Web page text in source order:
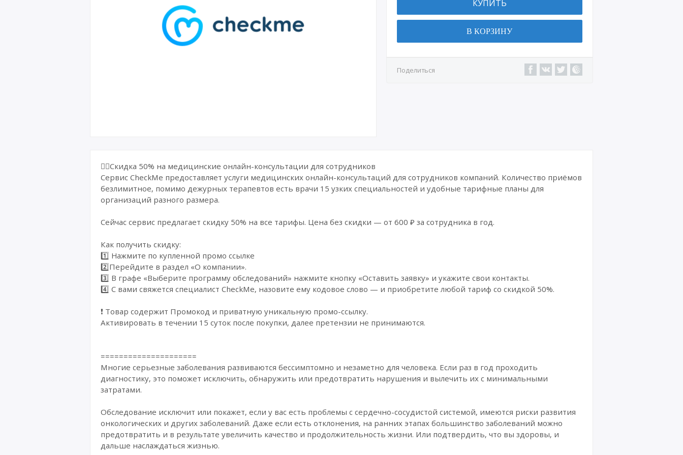
Подп
йн
кинот
КУПИТЬ
В КОРЗИНУ
Поделиться
❤️‍🔥Скидка 50% на медицинские онлайн-консультации для сотрудников
Сервис CheckMe предоставляет услуги медицинских онлайн-консультаций для сотрудников компаний. Количество приёмов
безлимитное, помимо дежурных терапевтов есть врачи 15 узких специальностей и удобные тарифные планы для
организаций разного размера.
Сейчас сервис предлагает скидку 50% на все тарифы. Цена без скидки — от 600 ₽ за сотрудника в год.
Как получить скидку:
1️⃣ Нажмите по купленной промо ссылке
2️⃣Перейдите в раздел «О компании».
3️⃣ В графе «Выберите программу обследований» нажмите кнопку «Оставить заявку» и укажите свои контакты.
4️⃣ С вами свяжется специалист CheckMe, назовите ему кодовое слово — и приобретите любой тариф со скидкой 50%.
❗ Товар содержит Промокод и приватную уникальную промо-ссылку.
Активировать в течении 15 суток после покупки, далее претензии не принимаются.
=====================
Многие серьезные заболевания развиваются бессимптомно и незаметно для человека. Если раз в год проходить
диагностику, это поможет исключить, обнаружить или предотвратить нарушения и вылечить их с минимальными
затратами.
Обследование исключит или покажет, если у вас есть проблемы с сердечно-сосудистой системой, имеются риски развития
онкологических и других заболеваний. Даже если есть отклонения, на ранних этапах большинство заболеваний можно
предотвратить и в результате увеличить качество и продолжительность жизни. Или подтвердить, что вы здоровы, и
дальше наслаждаться жизнью.